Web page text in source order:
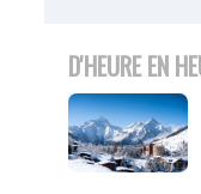
D'HEURE EN